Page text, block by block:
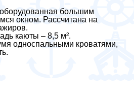
большим
окном. Рассчитана на
каюты – 8,5 м².
односпальными кроватями,